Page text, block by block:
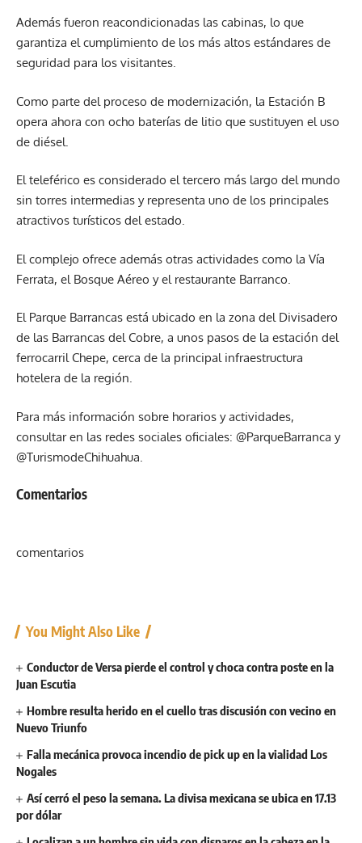
Además fueron reacondicionadas las cabinas, lo que
garantiza el cumplimiento de los más altos estándares de
seguridad para los visitantes.
Como parte del proceso de modernización, la Estación B
opera ahora con ocho baterías de litio que sustituyen el uso
de diésel.
El teleférico es considerado el tercero más largo del mundo
sin torres intermedias y representa uno de los principales
atractivos turísticos del estado.
El complejo ofrece además otras actividades como la Vía
Ferrata, el Bosque Aéreo y el restaurante Barranco.
El Parque Barrancas está ubicado en la zona del Divisadero
de las Barrancas del Cobre, a unos pasos de la estación del
ferrocarril Chepe, cerca de la principal infraestructura
hotelera de la región.
Para más información sobre horarios y actividades,
consultar en las redes sociales oficiales: @ParqueBarranca y
@TurismodeChihuahua.
Comentarios
comentarios
You Might Also Like
Conductor de Versa pierde el control y choca contra poste en la
Juan Escutia
Hombre resulta herido en el cuello tras discusión con vecino en
Nuevo Triunfo
Falla mecánica provoca incendio de pick up en la vialidad Los
Nogales
Así cerró el peso la semana. La divisa mexicana se ubica en 17.13
por dólar